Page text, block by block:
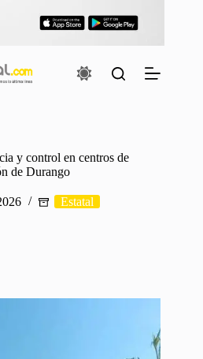
y control en centros de
de Durango
Estatal